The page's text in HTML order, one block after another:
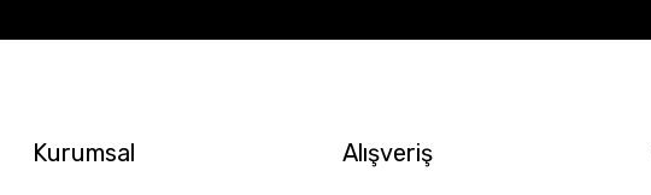
Kurumsal Alışveriş